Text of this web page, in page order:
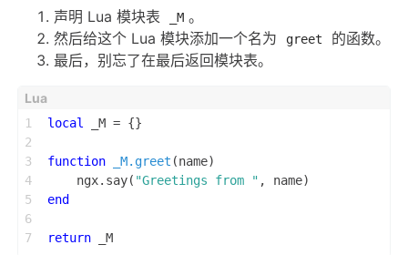
声明 Lua 模块表 _M 。
然后给这个 Lua 模块添加一个名为
greet
的函数。
最后，别忘了在最后返回模块表。
1
2
3
4
5
6
7
local _M = {}
function _M.greet (name)
    ngx.say(
"Greetings from " , name)
end
return _M